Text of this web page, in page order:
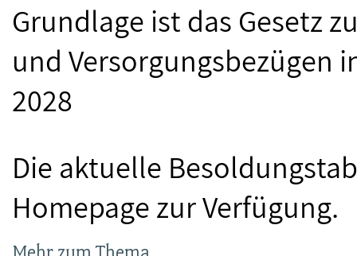
Grundlage ist das Gesetz
und Versorgungsbezügen
2028
Die aktuelle
Homepage zur Verfügung.